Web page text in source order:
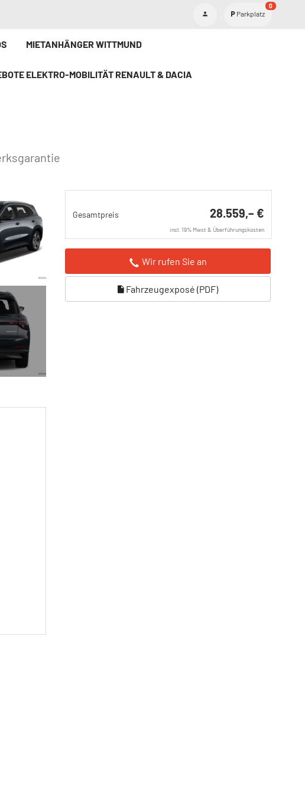
Parkplatz
0
MIETANHÄNGER WITTMUND
ELEKTRO-MOBILITÄT RENAULT & DACIA
Gesamtpreis 28.559,– €
incl. 19% Mwst & Überführungskosten
Wir rufen Sie an
Fahrzeugexposé (PDF)